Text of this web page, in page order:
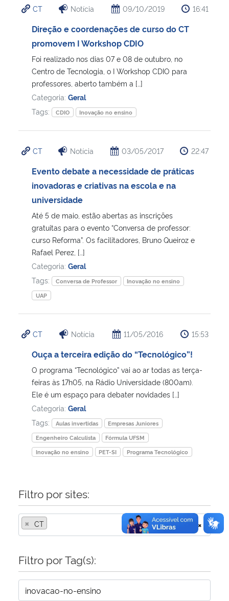
Ministério da Cidadania
Ministério da Saúde
Ministério de Minas e Energia
Ministério da Ciência, Tecnologia, Inovações e Comunicações
Ministério do Meio Ambiente
Ministério do Desenvolvimento Regional
Controladoria-Geral da União
Ministério da Mulher, da Família e dos Direitos Humanos
Secretaria-Geral
Secretaria de Governo
Advocacia-Geral da União
Banco Central do Brasil
CT Notícia 09/10/2019 16:41
Direção e coordenações de curso do CT
promovem I Workshop CDIO
Foi realizado nos dias 07 e 08 de outubro, no
Centro de Tecnologia, o I Workshop CDIO para
professores, aberto também a […]
Categoria: Geral
Tags:
CDIO Inovação no ensino
CT Notícia 03/05/2017 22:47
Evento debate a necessidade de práticas
inovadoras e criativas na escola e na
universidade
Até 5 de maio, estão abertas as inscrições
gratuitas para o evento “Conversa de professor:
curso Reforma”. Os facilitadores, Bruno Queiroz e
Rafael Perez, […]
Categoria: Geral
Tags:
Conversa de Professor
Inovação no ensino
UAP
CT Notícia 11/05/2016 15:53
Ouça a terceira edição do “Tecnológico”!
O programa “Tecnológico” vai ao ar todas as terça-
feiras às 17h05, na Rádio Universidade (800am).
Ele é um espaço para debater novidades […]
Categoria: Geral
Tags:
Aulas invertidas
Empresas Juniores
Engenheiro Calculista
Fórmula UFSM
Inovação no ensino
PET-SI Programa Tecnológico
Filtro por sites:
×
× CT
Filtro por Tag(s):